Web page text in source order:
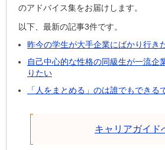
のアドバイス集をお届けします。
以下、最新の記事3件です。
昨今の学生が大手企業にばかり行き
自己中心的な性格の同級生が一流企
りたい
「人をまとめる」のは誰でもできる
キャリアガイド